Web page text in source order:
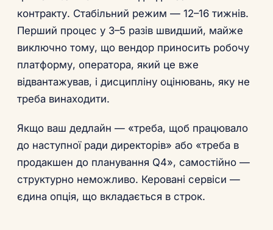
контракту. Стабільний режим — 12–16 тижнів.
Перший процес у 3–5 разів швидший, майже
виключно тому, що вендор приносить робочу
платформу, оператора, який це вже
відвантажував, і дисципліну оцінювань, яку не
треба винаходити.
Якщо ваш дедлайн — «треба, щоб працювало
до наступної ради директорів» або «треба в
продакшен до планування Q4», самостійно —
структурно неможливо. Керовані сервіси —
єдина опція, що вкладається в строк.